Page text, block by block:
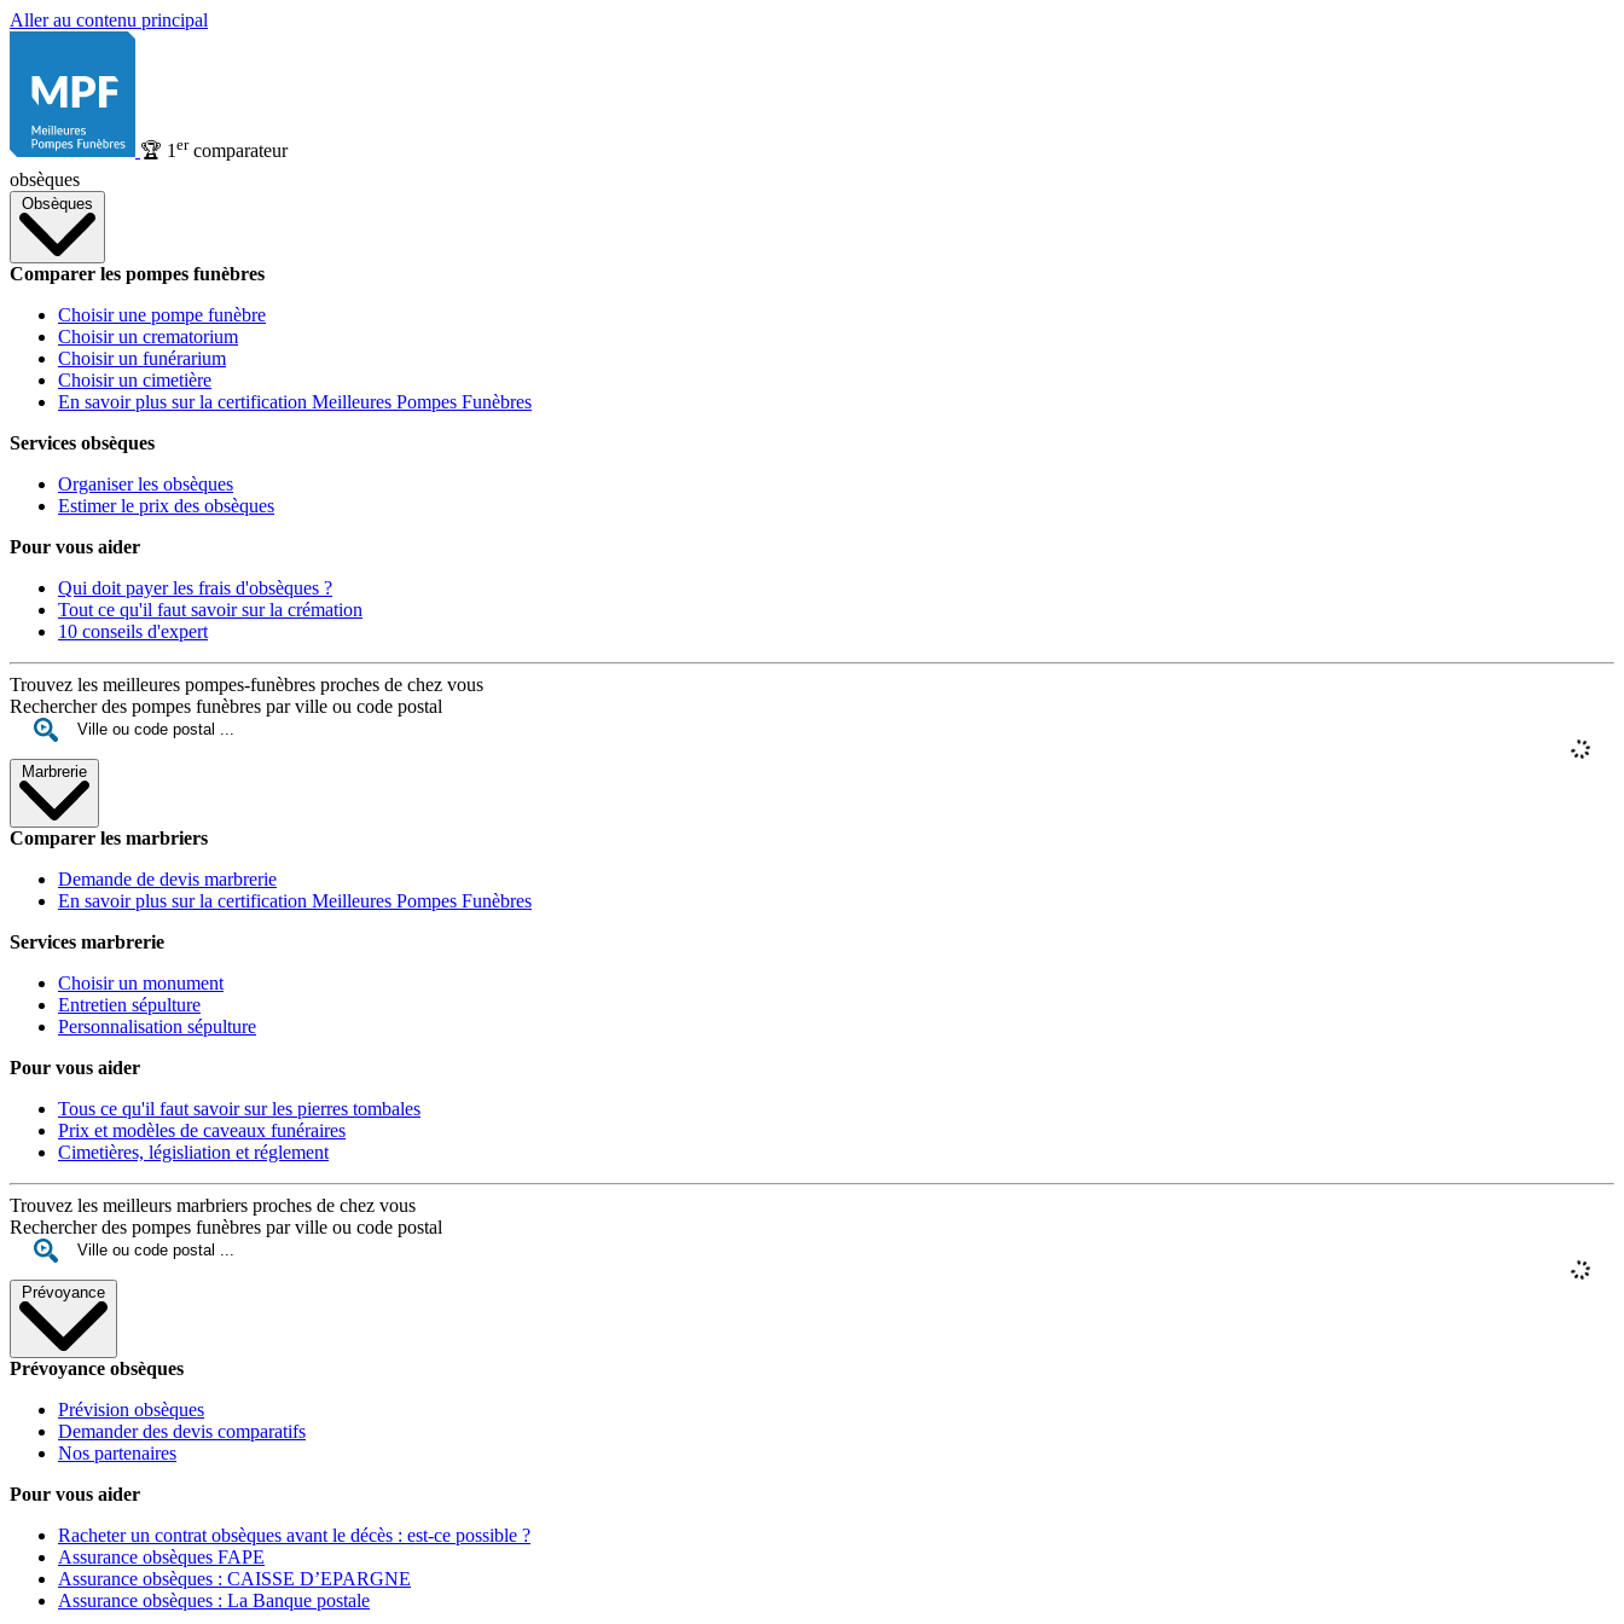
Aller au contenu principal
🏆 1 ercomparateur
obsèques
Obsèques
Comparer les pompes funèbres
Choisir une pompe funèbre
Choisir un crematorium
Choisir un funérarium
Choisir un cimetière
En savoir plus sur la certification Meilleures Pompes Funèbres
Services obsèques
Organiser les obsèques
Estimer le prix des obsèques
Pour vous aider
Qui doit payer les frais d'obsèques ?
Tout ce qu'il faut savoir sur la crémation
10 conseils d'expert
Trouvez les meilleures pompes-funèbres proches de chez vous
Rechercher des pompes funèbres par ville ou code postal
Marbrerie
Comparer les marbriers
Demande de devis marbrerie
En savoir plus sur la certification Meilleures Pompes Funèbres
Services marbrerie
Choisir un monument
Entretien sépulture
Personnalisation sépulture
Pour vous aider
Tous ce qu'il faut savoir sur les pierres tombales
Prix et modèles de caveaux funéraires
Cimetières, législiation et réglement
Trouvez les meilleurs marbriers proches de chez vous
Rechercher des pompes funèbres par ville ou code postal
Prévoyance
Prévoyance obsèques
Prévision obsèques
Demander des devis comparatifs
Nos partenaires
Pour vous aider
Racheter un contrat obsèques avant le décès : est-ce possible ?
Assurance obsèques FAPE
Assurance obsèques : CAISSE D’EPARGNE
Assurance obsèques : La Banque postale